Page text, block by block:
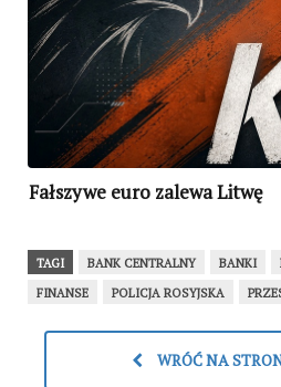
Fałszywe euro zalewa Litwę
TAGI BANK CENTRALNY BANKI
FINANSE
POLICJA ROSYJSKA
WRÓĆ NA